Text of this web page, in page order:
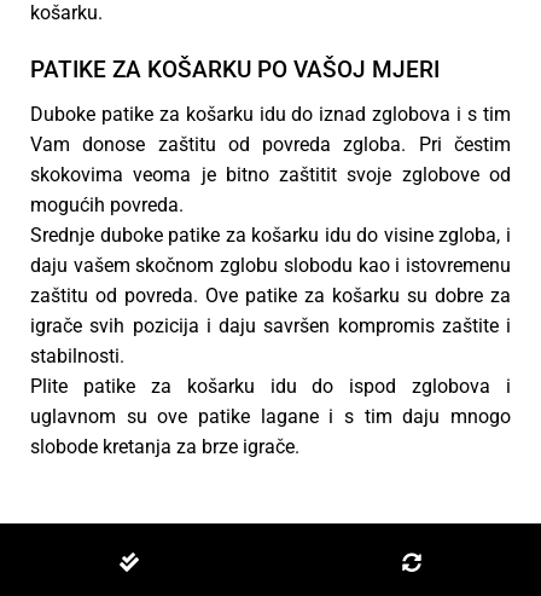
košarku.
PATIKE ZA KOŠARKU PO VAŠOJ MJERI
Duboke patike za košarku idu do iznad zglobova i s tim
Vam donose zaštitu od povreda zgloba. Pri čestim
skokovima veoma je bitno zaštitit svoje zglobove od
mogućih povreda.
Srednje duboke patike za košarku idu do visine zgloba, i
daju vašem skočnom zglobu slobodu kao i istovremenu
zaštitu od povreda. Ove patike za košarku su dobre za
igrače svih pozicija i daju savršen kompromis zaštite i
stabilnosti.
Plite patike za košarku idu do ispod zglobova i
uglavnom su ove patike lagane i s tim daju mnogo
slobode kretanja za brze igrače.